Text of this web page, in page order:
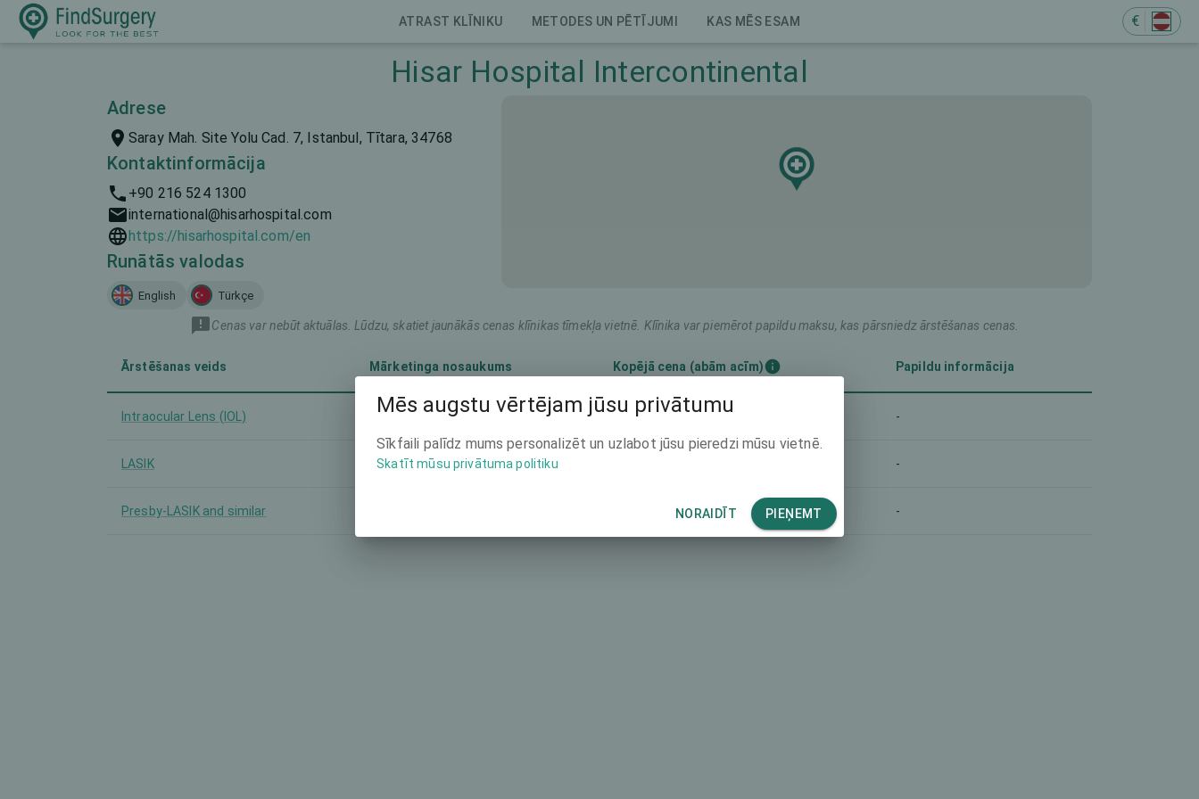
ATRAST KLĪNIKU METODES UN PĒTĪJUMI KAS MĒS ESAM €
Hisar Hospital Intercontinental
Adrese
Saray Mah. Site Yolu Cad. 7, Istanbul, Tītara, 34768
Kontaktinformācija
+90 216 524 1300
international@hisarhospital.com
https://hisarhospital.com/en
Runātās valodas
English Türkçe
Cenas var nebūt aktuālas. Lūdzu, skatiet jaunākās cenas klīnikas tīmekļa vietnē. Klīnika var piemērot papildu maksu, kas pārsniedz ārstēšanas cenas.
Ārstēšanas veids Mārketinga nosaukums Kopējā cena (abām acīm) Papildu informācija
Intraocular Lens (IOL) - -
LASIK -
Presby-LASIK and similar -
Mēs augstu vērtējam jūsu privātumu
Sīkfaili palīdz mums personalizēt un uzlabot jūsu pieredzi mūsu vietnē.
Skatīt mūsu privātuma politiku
NORAIDĪT PIEŅEMT